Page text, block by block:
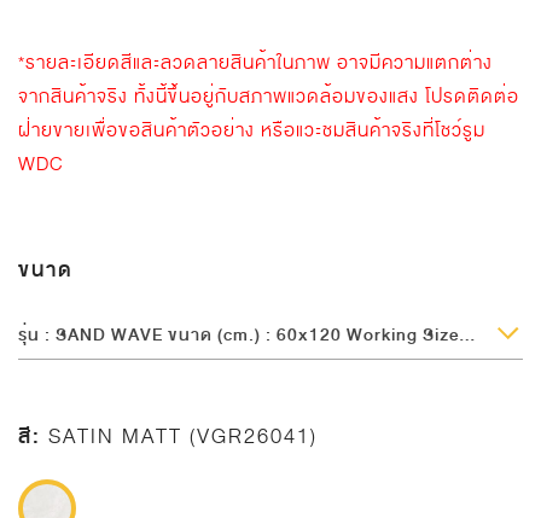
*รายละเอียดสีและลวดลายสินค้าในภาพ อาจมีความแตกต่าง
จากสินค้าจริง ทั้งนี้ขึ้นอยู่กับสภาพแวดล้อมของแสง โปรดติดต่อ
ฝ่ายขายเพื่อขอสินค้าตัวอย่าง หรือแวะชมสินค้าจริงที่โชว์รูม
WDC
ขนาด
รุ่น : SAND WAVE ขนาด (cm.) : 60x120 Working Size (cm.) : 60x120 ผิวหน้า : Satin Matt ความหนา (mm.) : 10
สี: SATIN MATT (VGR26041)